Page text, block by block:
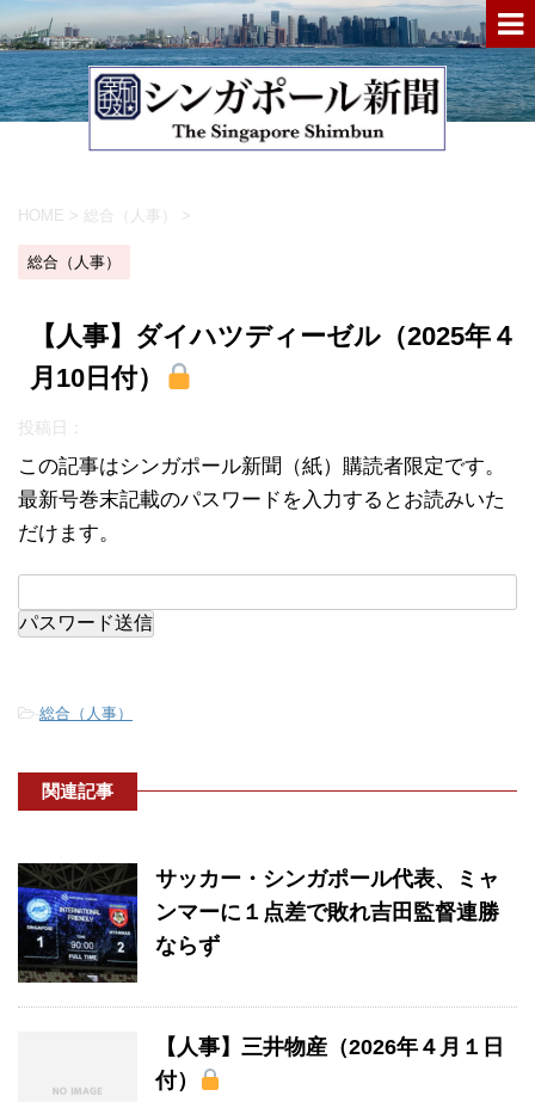
HOME > 総合（人事） >
総合（人事）
【人事】ダイハツディーゼル（2025年４
月10日付）
投稿日：
この記事はシンガポール新聞（紙）購読者限定です。
最新号巻末記載のパスワードを入力するとお読みいた
だけます。
-総合（人事）
関連記事
サッカー・シンガポール代表、ミャ
ンマーに１点差で敗れ吉田監督連勝
ならず
【人事】三井物産（2026年４月１日
付）